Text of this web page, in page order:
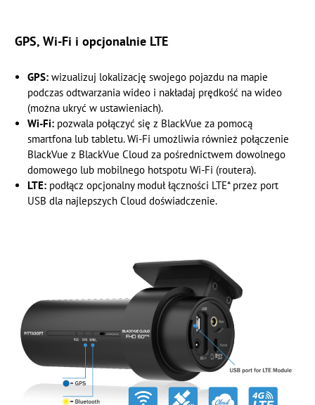
GPS, Wi-Fi i opcjonalnie LTE
GPS: wizualizuj lokalizację swojego pojazdu na mapie
podczas odtwarzania wideo i nakładaj prędkość na wideo
(można ukryć w ustawieniach).
Wi-Fi:pozwala połączyć się z BlackVue za pomocą
smartfona lub tabletu. Wi-Fi umożliwia również połączenie
BlackVue z BlackVue Cloud za pośrednictwem dowolnego
domowego lub mobilnego hotspotu Wi-Fi (routera).
LTE:podłącz opcjonalny moduł łączności LTE* przez port
USB dla najlepszych Cloud doświadczenie.